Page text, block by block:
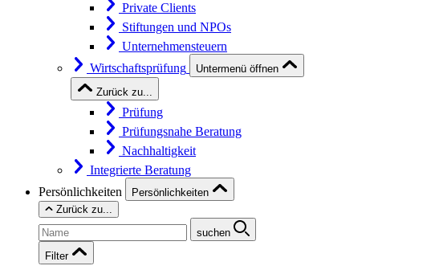
Private Clients
Stiftungen und NPOs
Unternehmensteuern
Wirtschaftsprüfung
Untermenü öffnen
Zurück zu...
Prüfung
Prüfungsnahe Beratung
Nachhaltigkeit
Integrierte Beratung
Persönlichkeiten
Persönlichkeiten
Zurück zu...
suchen
Filter